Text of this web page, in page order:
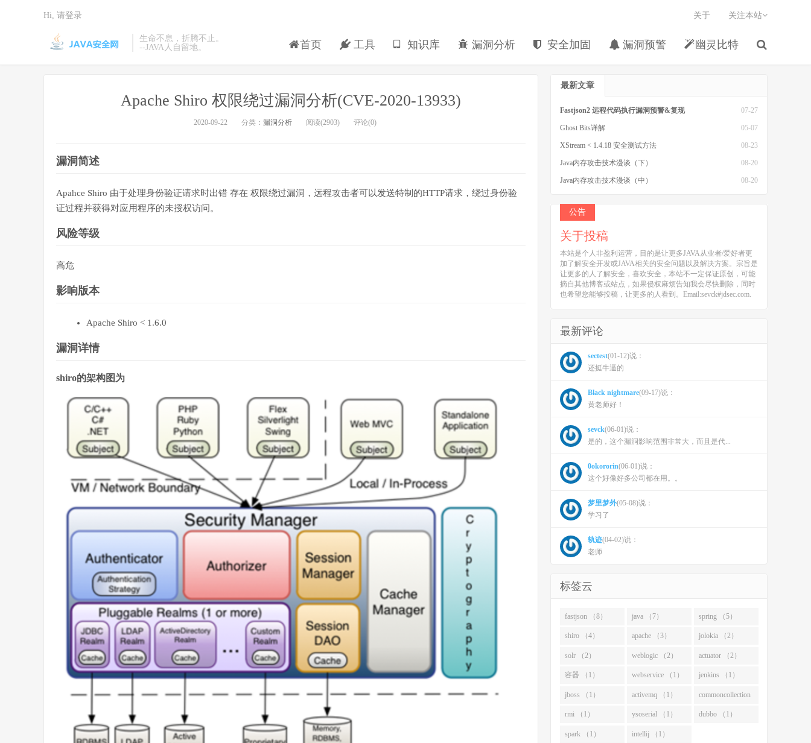
生命不息，折腾不止。
--JAVA人自留地。
首页 工具 知识库 漏洞分析 安全加固 漏洞预警 幽灵比特
关于 关注本站
Hi, 请登录
Apache Shiro 权限绕过漏洞分析(CVE-2020-13933)
2020-09-22 分类： 漏洞分析 阅读(2903) 评论(0)
漏洞简述
Apahce Shiro 由于处理身份验证请求时出错 存在 权限绕过漏洞，远程攻击者可以发送特制的HTTP请求，绕过身份验
证过程并获得对应用程序的未授权访问。
风险等级
高危
影响版本
Apache Shiro < 1.6.0
漏洞详情
shiro的架构图为
最新文章
07-27
Fastjson2 远程代码执行漏洞预警&复现
05-07
Ghost Bits详解
08-23
XStream < 1.4.18 安全测试方法
08-20
Java内存攻击技术漫谈（下）
08-20
Java内存攻击技术漫谈（中）
公告
关于投稿
本站是个人非盈利运营，目的是让更多JAVA从业者/爱好者更
加了解安全开发或JAVA相关的安全问题以及解决方案。宗旨是
让更多的人了解安全，喜欢安全，本站不一定保证原创，可能
摘自其他博客或站点，如果侵权麻烦告知我会尽快删除，同时
也希望您能够投稿，让更多的人看到。Email:sevck#jdsec.com.
最新评论
sectest(01-12)说：
还挺牛逼的
Black nightmare(09-17)说：
黄老师好！
sevck(06-01)说：
是的，这个漏洞影响范围非常大，而且是代...
0okororin(06-01)说：
这个好像好多公司都在用。。
梦里梦外(05-08)说：
学习了
轨迹(04-02)说：
老师
标签云
fastjson （8） java （7） spring （5）
shiro （4） apache （3） jolokia （2）
solr （2） weblogic （2） actuator （2）
容器 （1） webservice （1） jenkins （1）
jboss （1） activemq （1） commoncollection
（1）
rmi （1） ysoserial （1） dubbo （1）
spark （1） intellij （1）